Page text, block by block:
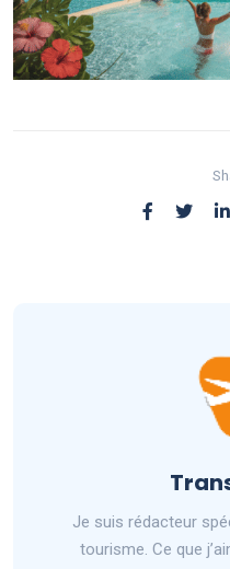
Je suis rédacteur
tourisme. Ce que